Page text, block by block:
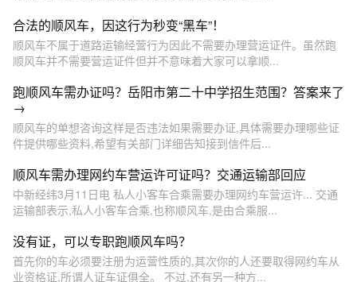
合法的顺风车，因这行为秒变“黑车”！
顺风车不属于道路运输经营行为因此不需要办理营运证件。虽然跑
顺风车并不需要营运证件但并不意味着大家可以拿顺...
跑顺风车需办证吗？岳阳市第二十中学招生范围？答案来了
→
顺风车的单想咨询这样是否违法如果需要办证,具体需要办理哪些证
件提供哪些资料,希望有关部门详细告知接到信件后...
顺风车需办理网约车营运许可证吗？交通运输部回应
中新经纬3月11日电 私人小客车合乘需要办理网约车营运许... 交通
运输部表示,私人小客车合乘,也称顺风车,是由合乘服...
没有证，可以专职跑顺风车吗？
首先你的车必须要注册为运营性质的,其次你的人还要取得网约车从
业资格证,所谓人证车证俱全。 不过,还有另一种方...